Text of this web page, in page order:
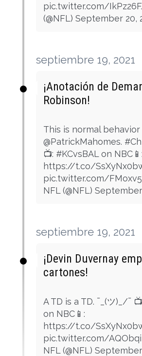
pic.twitter.com/
(@NFL) September 20,
septiembre 19, 2021
¡Anotación de
Robinson!
This is normal
@PatrickMahomes.
📺: #KCvsBAL on NBC📱:
https://t.co/
pic.twitter.com/
NFL (@NFL)
septiembre 19, 2021
¡Devin Duvernay
cartones!
A TD is a TD. ¯_(ツ)_/¯
on NBC📱:
https://t.co/
pic.twitter.com/
NFL (@NFL)